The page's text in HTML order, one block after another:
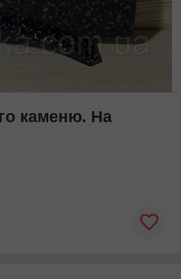
каменю. На